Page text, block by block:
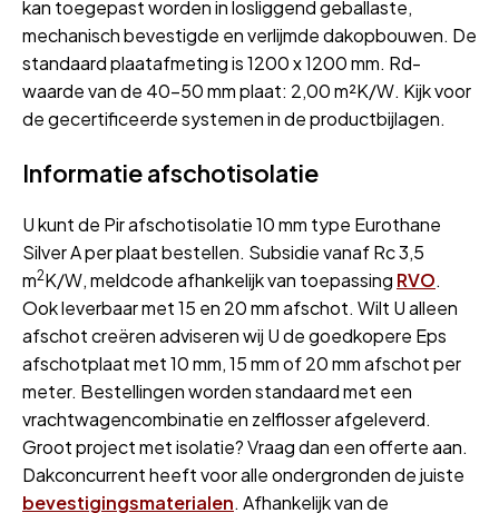
kan toegepast worden in losliggend geballaste,
mechanisch bevestigde en verlijmde dakopbouwen. De
standaard plaatafmeting is 1200 x 1200 mm. Rd-
waarde van de 40-50 mm plaat: 2,00 m²K/W. Kijk voor
de gecertificeerde systemen in de productbijlagen.
Informatie afschotisolatie
U kunt de Pir afschotisolatie 10 mm type Eurothane
Silver A per plaat bestellen. Subsidie vanaf Rc 3,5
m2K/W, meldcode afhankelijk van toepassing RVO.
Ook leverbaar met 15 en 20 mm afschot. Wilt U alleen
afschot creëren adviseren wij U de goedkopere Eps
afschotplaat met10 mm,15 mmof20 mmafschot per
meter. Bestellingen worden standaard met een
vrachtwagencombinatie en zelflosser afgeleverd.
Groot project met isolatie? Vraag dan een offerte aan.
Dakconcurrent heeft voor alle ondergronden de juiste
bevestigingsmaterialen. Afhankelijk van de